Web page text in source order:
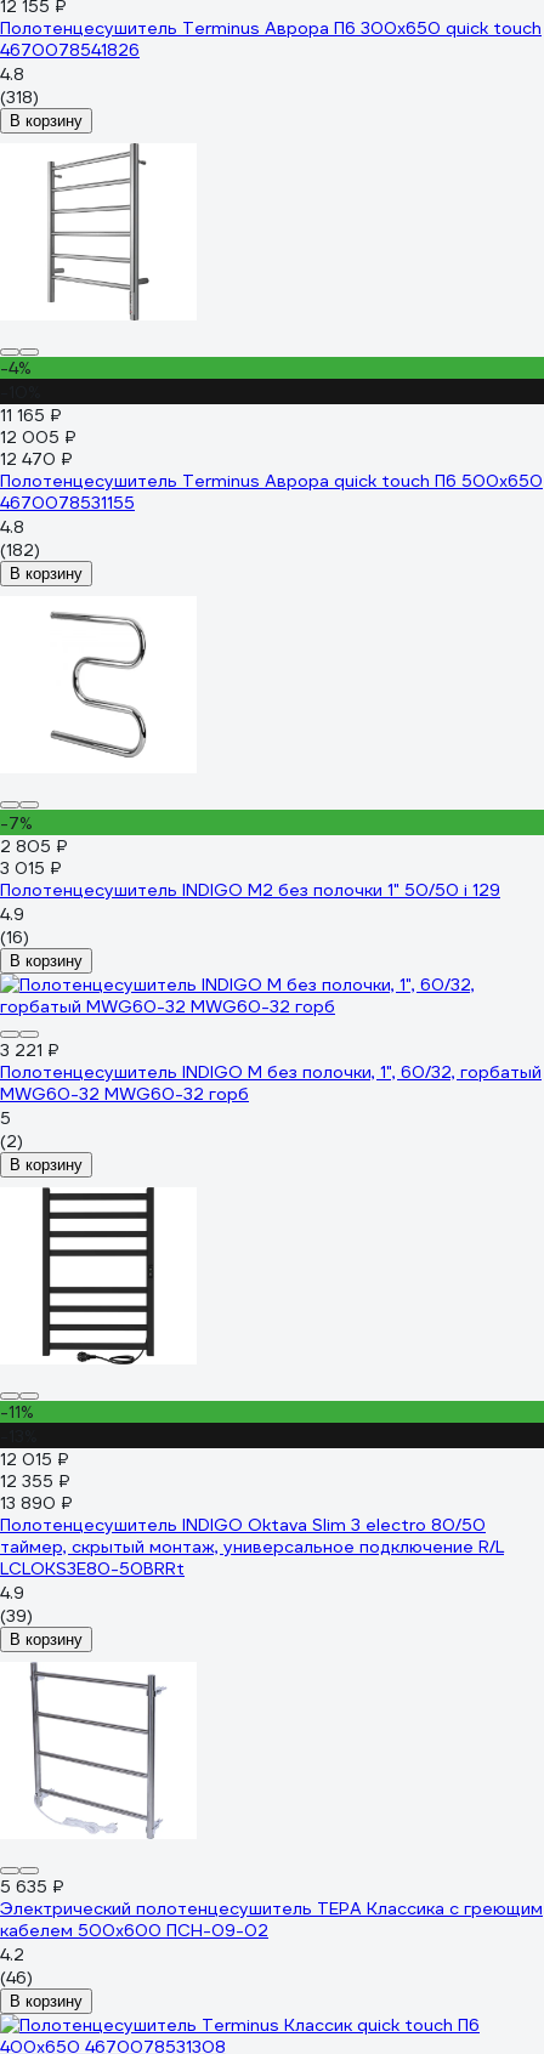
12 155 ₽
Полотенцесушитель Terminus Аврора П6 300x650 quick touch
4670078541826
4.8
(318)
В корзину
-4%
11 165 ₽
12 005 ₽
12 470 ₽
Полотенцесушитель Terminus Аврора quick touch П6 500x650
4670078531155
4.8
(182)
В корзину
-7%
2 805 ₽
3 015 ₽
Полотенцесушитель INDIGO M2 без полочки 1" 50/50 i 129
4.9
(16)
В корзину
3 221 ₽
Полотенцесушитель INDIGO M без полочки, 1", 60/32, горбатый
MWG60-32 MWG60-32 горб
5
(2)
В корзину
-11%
12 015 ₽
12 355 ₽
13 890 ₽
Полотенцесушитель INDIGO Oktava Slim 3 electro 80/50
таймер, скрытый монтаж, универсальное подключение R/L
LСLOKS3E80-50BRRt
4.9
(39)
В корзину
5 635 ₽
Электрический полотенцесушитель ТЕРА Классика с греющим
кабелем 500x600 ПСН-09-02
4.2
(46)
В корзину